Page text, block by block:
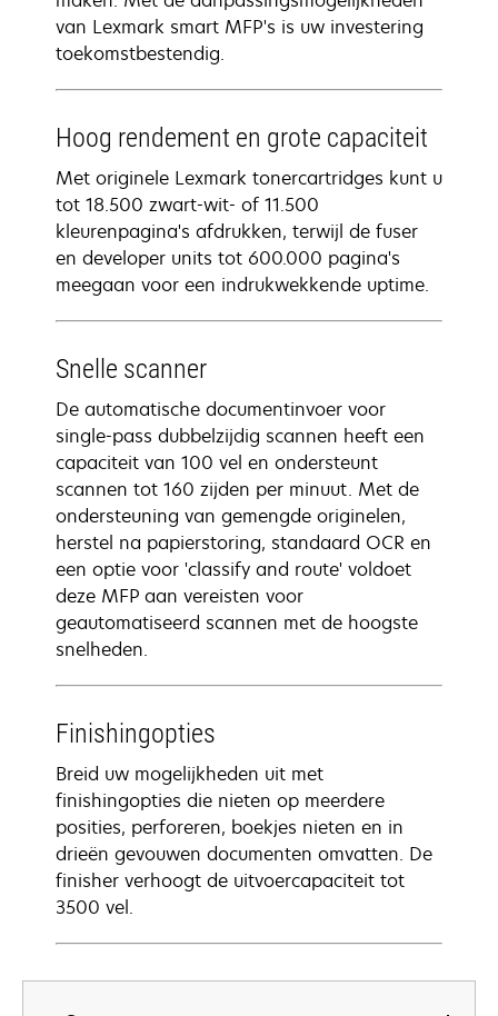
van Lexmark smart MFP's is uw investering
toekomstbestendig.
Hoog rendement en grote capaciteit
Met originele Lexmark tonercartridges kunt u
tot 18.500 zwart-wit- of 11.500
kleurenpagina's afdrukken, terwijl de fuser
en developer units tot 600.000 pagina's
meegaan voor een indrukwekkende uptime.
Snelle scanner
De automatische documentinvoer voor
single-pass dubbelzijdig scannen heeft een
capaciteit van 100 vel en ondersteunt
scannen tot 160 zijden per minuut. Met de
ondersteuning van gemengde originelen,
herstel na papierstoring, standaard OCR en
een optie voor 'classify and route' voldoet
deze MFP aan vereisten voor
geautomatiseerd scannen met de hoogste
snelheden.
Finishingopties
Breid uw mogelijkheden uit met
finishingopties die nieten op meerdere
posities, perforeren, boekjes nieten en in
drieën gevouwen documenten omvatten. De
finisher verhoogt de uitvoercapaciteit tot
3500 vel.